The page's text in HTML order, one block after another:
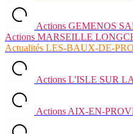
Actions GEMENOS
Actions MARSEILLE
Actualités LES-BAUX-DE-
Actions L'ISLE SUR
Actions AIX-EN-